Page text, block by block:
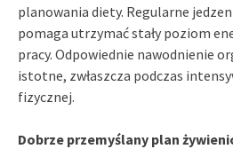
planowania diety. Regularne
pomaga utrzymać stały poziom
pracy. Odpowiednie nawodnienie
istotne, zwłaszcza podczas
fizycznej.
Dobrze przemyślany plan